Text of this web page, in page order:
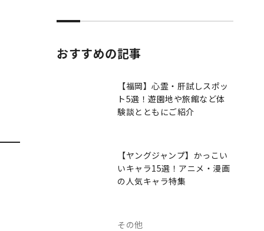
おすすめの記事
【福岡】心霊・肝試しスポッ
ト5選！遊園地や旅館など体
験談とともにご紹介
【ヤングジャンプ】かっこい
いキャラ15選！アニメ・漫画
の人気キャラ特集
その他